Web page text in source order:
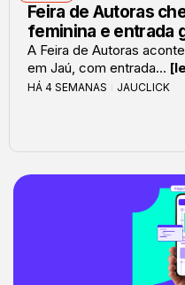
Feira de Autoras
feminina e entrada
A Feira de Autoras
em Jaú, com entrada...
HÁ 4 SEMANAS JAUCLICK